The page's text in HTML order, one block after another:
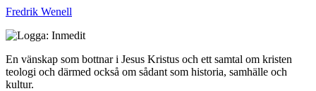
Fredrik Wenell
En vänskap som bottnar i Jesus Kristus och ett samtal om kristen
teologi och därmed också om sådant som historia, samhälle och
kultur.